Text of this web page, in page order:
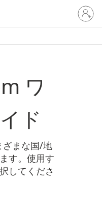
ア
カ
ウ
ワ
ド
まな国/地
す。使用す
してくださ